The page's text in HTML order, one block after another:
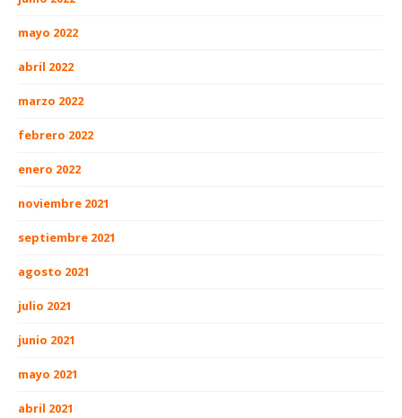
mayo 2022
abril 2022
marzo 2022
febrero 2022
enero 2022
noviembre 2021
septiembre 2021
agosto 2021
julio 2021
junio 2021
mayo 2021
abril 2021